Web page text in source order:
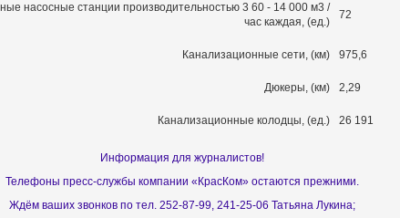
насосные станции производительностью 3 60 - 14 000 м3 /
час каждая, (ед.)
72
Канализационные сети, (км) 975,6
Дюкеры, (км) 2,29
Канализационные колодцы, (ед.) 26 191
Информация для журналистов!
Телефоны пресс-службы компании «КрасКом» остаются прежними.
Ждём ваших звонков по тел. 252-87-99, 241-25-06 Татьяна Лукина;